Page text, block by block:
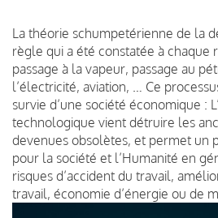
La théorie schumpetérienne de la
règle qui a été constatée à chaque
passage à la vapeur, passage au
l’électricité, aviation, … Ce
survie d’une société économique :
technologique vient détruire les
devenues obsolètes, et permet un
pour la société et l’Humanité en
risques d’accident du travail,
travail, économie d’énergie ou de